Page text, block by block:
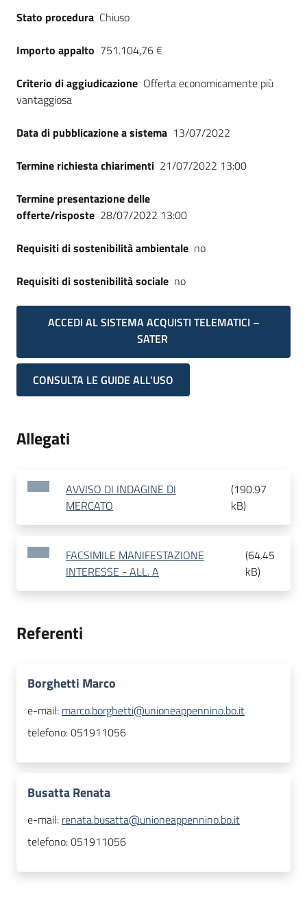
Stato procedura Chiuso
Importo appalto 751.104,76 €
Criterio di aggiudicazione Offerta economicamente più
vantaggiosa
Data di pubblicazione a sistema 13/07/2022
Termine richiesta chiarimenti 21/07/2022 13:00
Termine presentazione delle
offerte/risposte 28/07/2022 13:00
Requisiti di sostenibilità ambientale no
Requisiti di sostenibilità sociale no
ACCEDI AL SISTEMA ACQUISTI TELEMATICI –
SATER
CONSULTA LE GUIDE ALL'USO
Allegati
AVVISO DI INDAGINE DI
MERCATO
(190.97
kB)
FACSIMILE MANIFESTAZIONE
INTERESSE - ALL. A
(64.45
kB)
Referenti
Borghetti Marco
e-mail: marco.borghetti@unioneappennino.bo.it
telefono:051911056
Busatta Renata
e-mail: renata.busatta@unioneappennino.bo.it
telefono:051911056